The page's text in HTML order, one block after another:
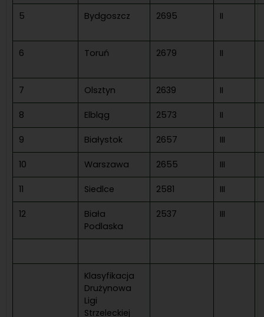
5 Bydgoszcz 2695 II
6 Toruń 2679 II
7 Olsztyn 2639 II
8 Elbląg 2573 II
9 Białystok 2657 III
10 Warszawa 2655 III
11 Siedlce 2581 III
12
Biała
Podlaska
2537 III
Klasyfikacja
Drużynowa
Ligi
Strzeleckiej